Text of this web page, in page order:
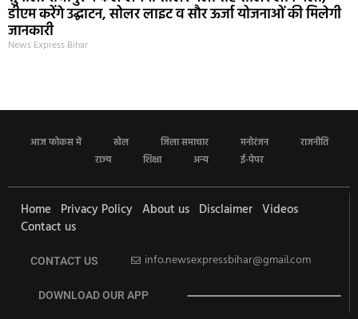
डीएम करेंगे उद्घाटन, सोलर लाइट व सौर ऊर्जा योजनाओं की मिलेगी
जानकारी
News Express Bihar
आज फोकस में खेल जिला समाचार मनोरंजन
राजनीति
राज्य
शिक्षा अन्य ई-पेपर
Home Privacy Policy About us Disclaimer Videos
Contact us
CONTACT US info.newsexpressbihar@gmail.com
DOWNLOAD OUR APP